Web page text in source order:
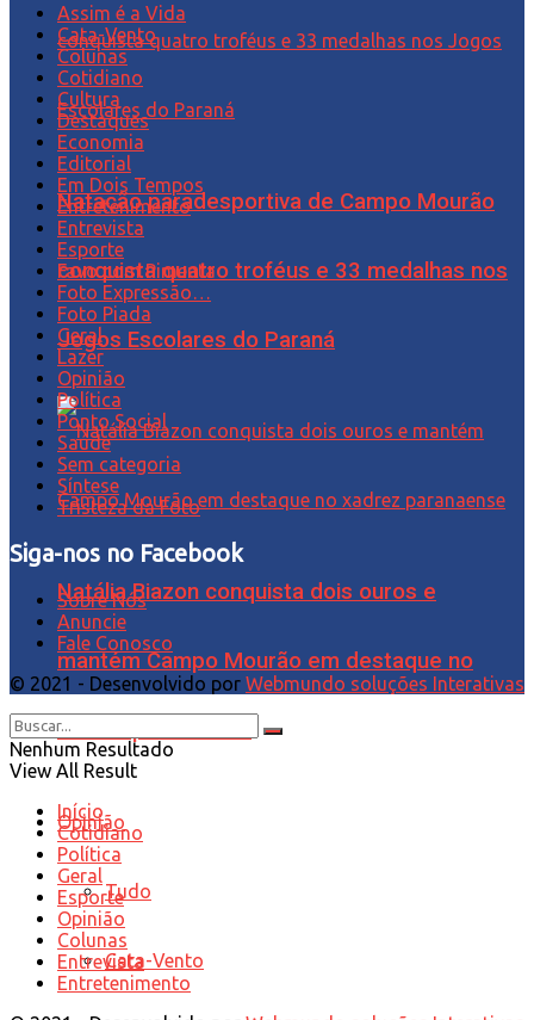
Natação paradesportiva de Campo Mourão
conquista quatro troféus e 33 medalhas nos
Jogos Escolares do Paraná
Natália Biazon conquista dois ouros e
mantém Campo Mourão em destaque no
xadrez paranaense
Opinião
Tudo
Cata-Vento
Assim é a Vida
Cata-Vento
Colunas
Cotidiano
Cultura
Destaques
Economia
Editorial
Em Dois Tempos
Entretenimento
Entrevista
Esporte
Favo com Pimenta
Foto Expressão…
Foto Piada
Geral
Lazer
Opinião
Política
Ponto Social
Saúde
Sem categoria
Síntese
Tristeza da Foto
Siga-nos no Facebook
Sobre Nós
Anuncie
Fale Conosco
© 2021 - Desenvolvido por Webmundo soluções Interativas
Nenhum Resultado
View All Result
Início
Cotidiano
Política
Geral
Esporte
Opinião
Colunas
Entrevista
Entretenimento